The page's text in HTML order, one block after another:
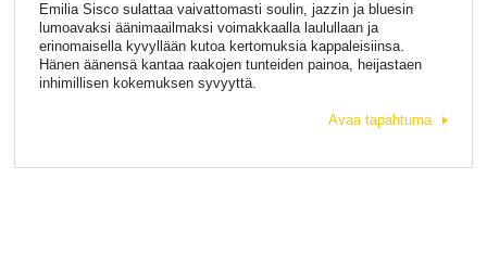
Emilia Sisco sulattaa vaivattomasti soulin, jazzin ja bluesin
lumoavaksi äänimaailmaksi voimakkaalla laulullaan ja
erinomaisella kyvyllään kutoa kertomuksia kappaleisiinsa.
Hänen äänensä kantaa raakojen tunteiden painoa, heijastaen
inhimillisen kokemuksen syvyyttä.
Avaa tapahtuma